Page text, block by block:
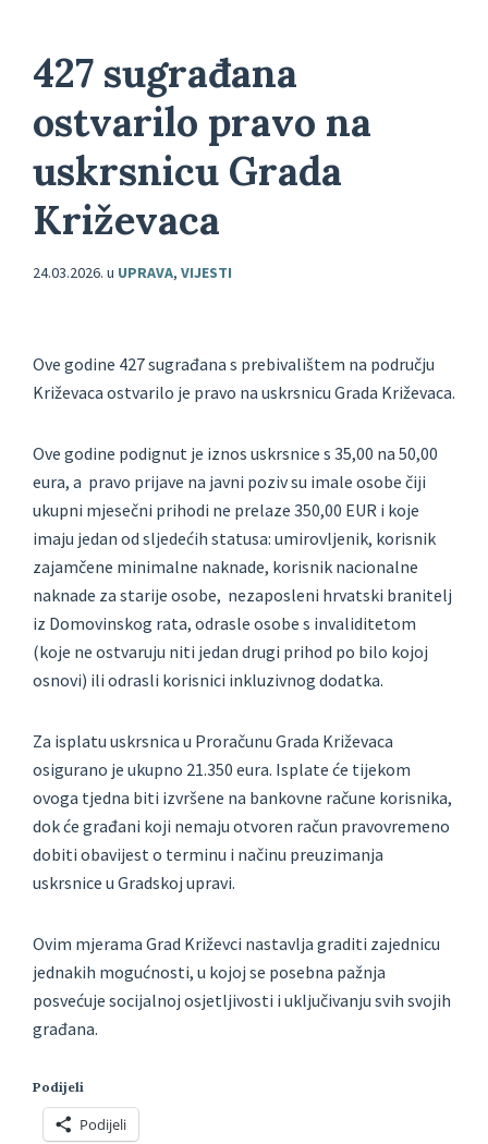
427 sugrađana
ostvarilo pravo na
uskrsnicu Grada
Križevaca
24.03.2026. u UPRAVA, VIJESTI
Ove godine 427 sugrađana s prebivalištem na području
Križevaca ostvarilo je pravo na uskrsnicu Grada Križevaca.
Ove godine podignut je iznos uskrsnice s 35,00 na 50,00
eura, a pravo prijave na javni poziv su imale osobe čiji
ukupni mjesečni prihodi ne prelaze 350,00 EUR i koje
imaju jedan od sljedećih statusa: umirovljenik, korisnik
zajamčene minimalne naknade, korisnik nacionalne
naknade za starije osobe, nezaposleni hrvatski branitelj
iz Domovinskog rata, odrasle osobe s invaliditetom
(koje ne ostvaruju niti jedan drugi prihod po bilo kojoj
osnovi) ili odrasli korisnici inkluzivnog dodatka.
Za isplatu uskrsnica u Proračunu Grada Križevaca
osigurano je ukupno 21.350 eura. Isplate će tijekom
ovoga tjedna biti izvršene na bankovne račune korisnika,
dok će građani koji nemaju otvoren račun pravovremeno
dobiti obavijest o terminu i načinu preuzimanja
uskrsnice u Gradskoj upravi.
Ovim mjerama Grad Križevci nastavlja graditi zajednicu
jednakih mogućnosti, u kojoj se posebna pažnja
posvećuje socijalnoj osjetljivosti i uključivanju svih svojih
građana.
Podijeli
Podijeli